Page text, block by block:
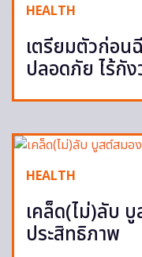
HEALTH
เตรียมตัวก่อน
ปลอดภัย ไร้กัง
HEALTH
เคล็ด(ไม่)ลับ
ประสิทธิภาพ